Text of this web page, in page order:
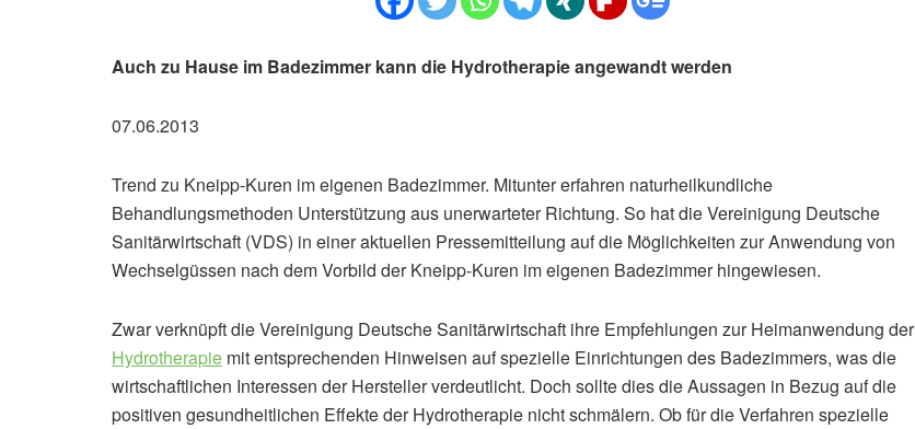
Auch zu Hause im Badezimmer kann die Hydrotherapie angewandt werden
07.06.2013
Trend zu Kneipp-Kuren im eigenen Badezimmer. Mitunter erfahren naturheilkundliche
Behandlungsmethoden Unterstützung aus unerwarteter Richtung. So hat die Vereinigung Deutsche
Sanitärwirtschaft (VDS) in einer aktuellen Pressemitteilung auf die Möglichkeiten zur Anwendung von
Wechselgüssen nach dem Vorbild der Kneipp-Kuren im eigenen Badezimmer hingewiesen.
Zwar verknüpft die Vereinigung Deutsche Sanitärwirtschaft ihre Empfehlungen zur Heimanwendung der
Hydrotherapie mit entsprechenden Hinweisen auf spezielle Einrichtungen des Badezimmers, was die
wirtschaftlichen Interessen der Hersteller verdeutlicht. Doch sollte dies die Aussagen in Bezug auf die
positiven gesundheitlichen Effekte der Hydrotherapie nicht schmälern. Ob für die Verfahren spezielle